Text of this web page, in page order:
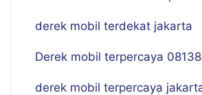
derek mobil terdekat jakarta
Derek mobil terpercaya
derek mobil terpercaya